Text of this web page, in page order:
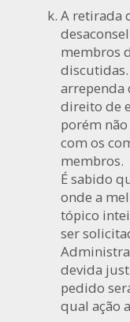
A retirada
membros
arrependa
direito de
porém
com os
membros.
É sabido
onde a
tópico
ser
devida
pedido
qual ação